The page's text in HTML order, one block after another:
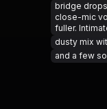
bridge
close-mic
fuller.
dusty mix
and a few